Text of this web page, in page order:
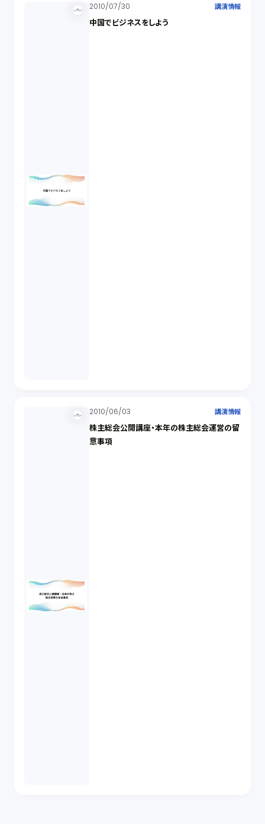
2010/07/30 講演情報
中国でビジネスをしよう
2010/06/03 講演情報
株主総会公開講座・本年の株主総会運営の留
意事項